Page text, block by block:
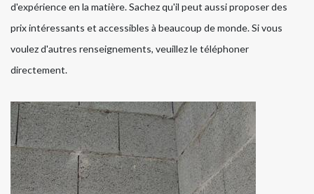
d'expérience en la matière. Sachez qu'il peut aussi proposer des
prix intéressants et accessibles à beaucoup de monde. Si vous
voulez d'autres renseignements, veuillez le téléphoner
directement.